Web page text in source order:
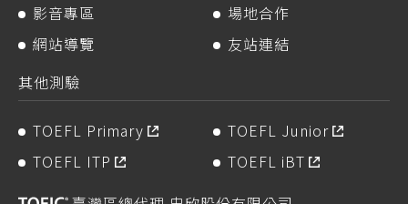
影音專區
場地合作
網站導覽
友站連結
其他測驗
TOEFL Primary
TOEFL Junior
TOEFL ITP
TOEFL iBT